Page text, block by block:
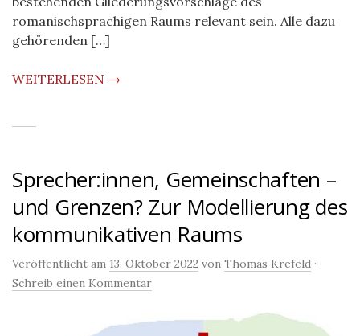
romanischsprachigen Raums relevant sein. Alle dazu
gehörenden […]
WEITERLESEN →
Sprecher:innen, Gemeinschaften –
und Grenzen? Zur Modellierung des
kommunikativen Raums
Veröffentlicht am 13. Oktober 2022 von Thomas Krefeld ·
Schreib einen Kommentar